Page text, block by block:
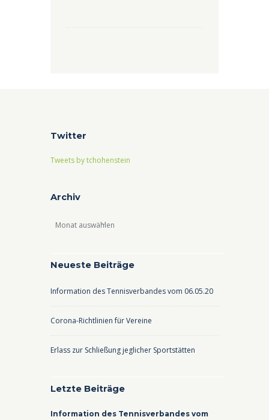
Twitter
Tweets by tchohenstein
Archiv
Archiv
Neueste Beiträge
Information des Tennisverbandes vom 06.05.20
Corona-Richtlinien für Vereine
Erlass zur Schließung jeglicher Sportstätten
Letzte Beiträge
Information des Tennisverbandes vom